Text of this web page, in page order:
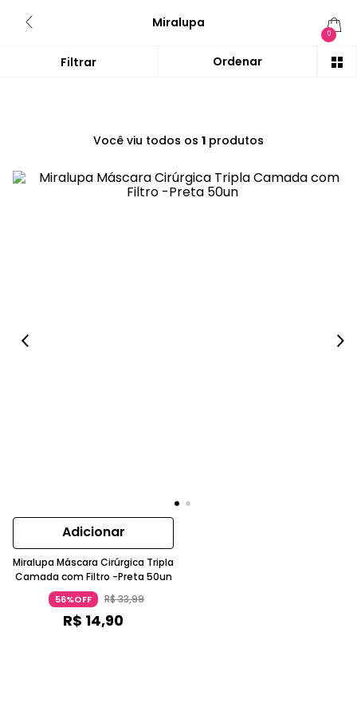
Miralupa
0
Você viu todos os 1 produtos
Adicionar
Miralupa Máscara Cirúrgica Tripla
Camada com Filtro -Preta 50un
56%OFF R$33,99
R$ 14,90